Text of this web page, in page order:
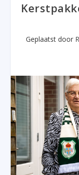
Geplaatst door